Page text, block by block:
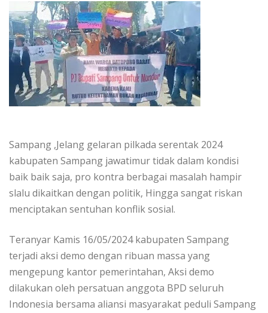
Sampang ,Jelang gelaran pilkada serentak 2024
kabupaten Sampang jawatimur tidak dalam kondisi
baik baik saja, pro kontra berbagai masalah hampir
slalu dikaitkan dengan politik, Hingga sangat riskan
menciptakan sentuhan konflik sosial.
Teranyar Kamis 16/05/2024 kabupaten Sampang
terjadi aksi demo dengan ribuan massa yang
mengepung kantor pemerintahan, Aksi demo
dilakukan oleh persatuan anggota BPD seluruh
Indonesia bersama aliansi masyarakat peduli Sampang